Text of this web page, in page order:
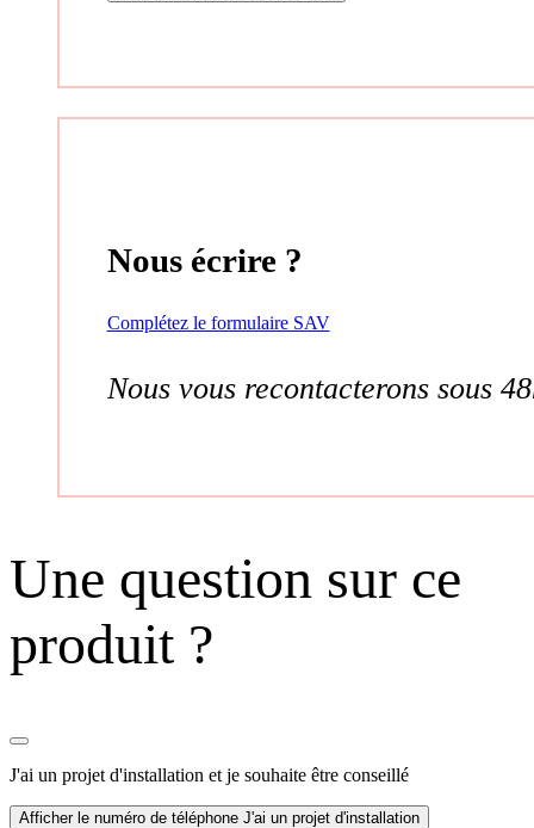
Nous écrire ?
Complétez le formulaire SAV
Nous vous recontacterons sous
Une question sur ce
produit ?
J'ai un projet d'installation et je souhaite être conseillé
Afficher le numéro de téléphone J'ai un projet d'installation